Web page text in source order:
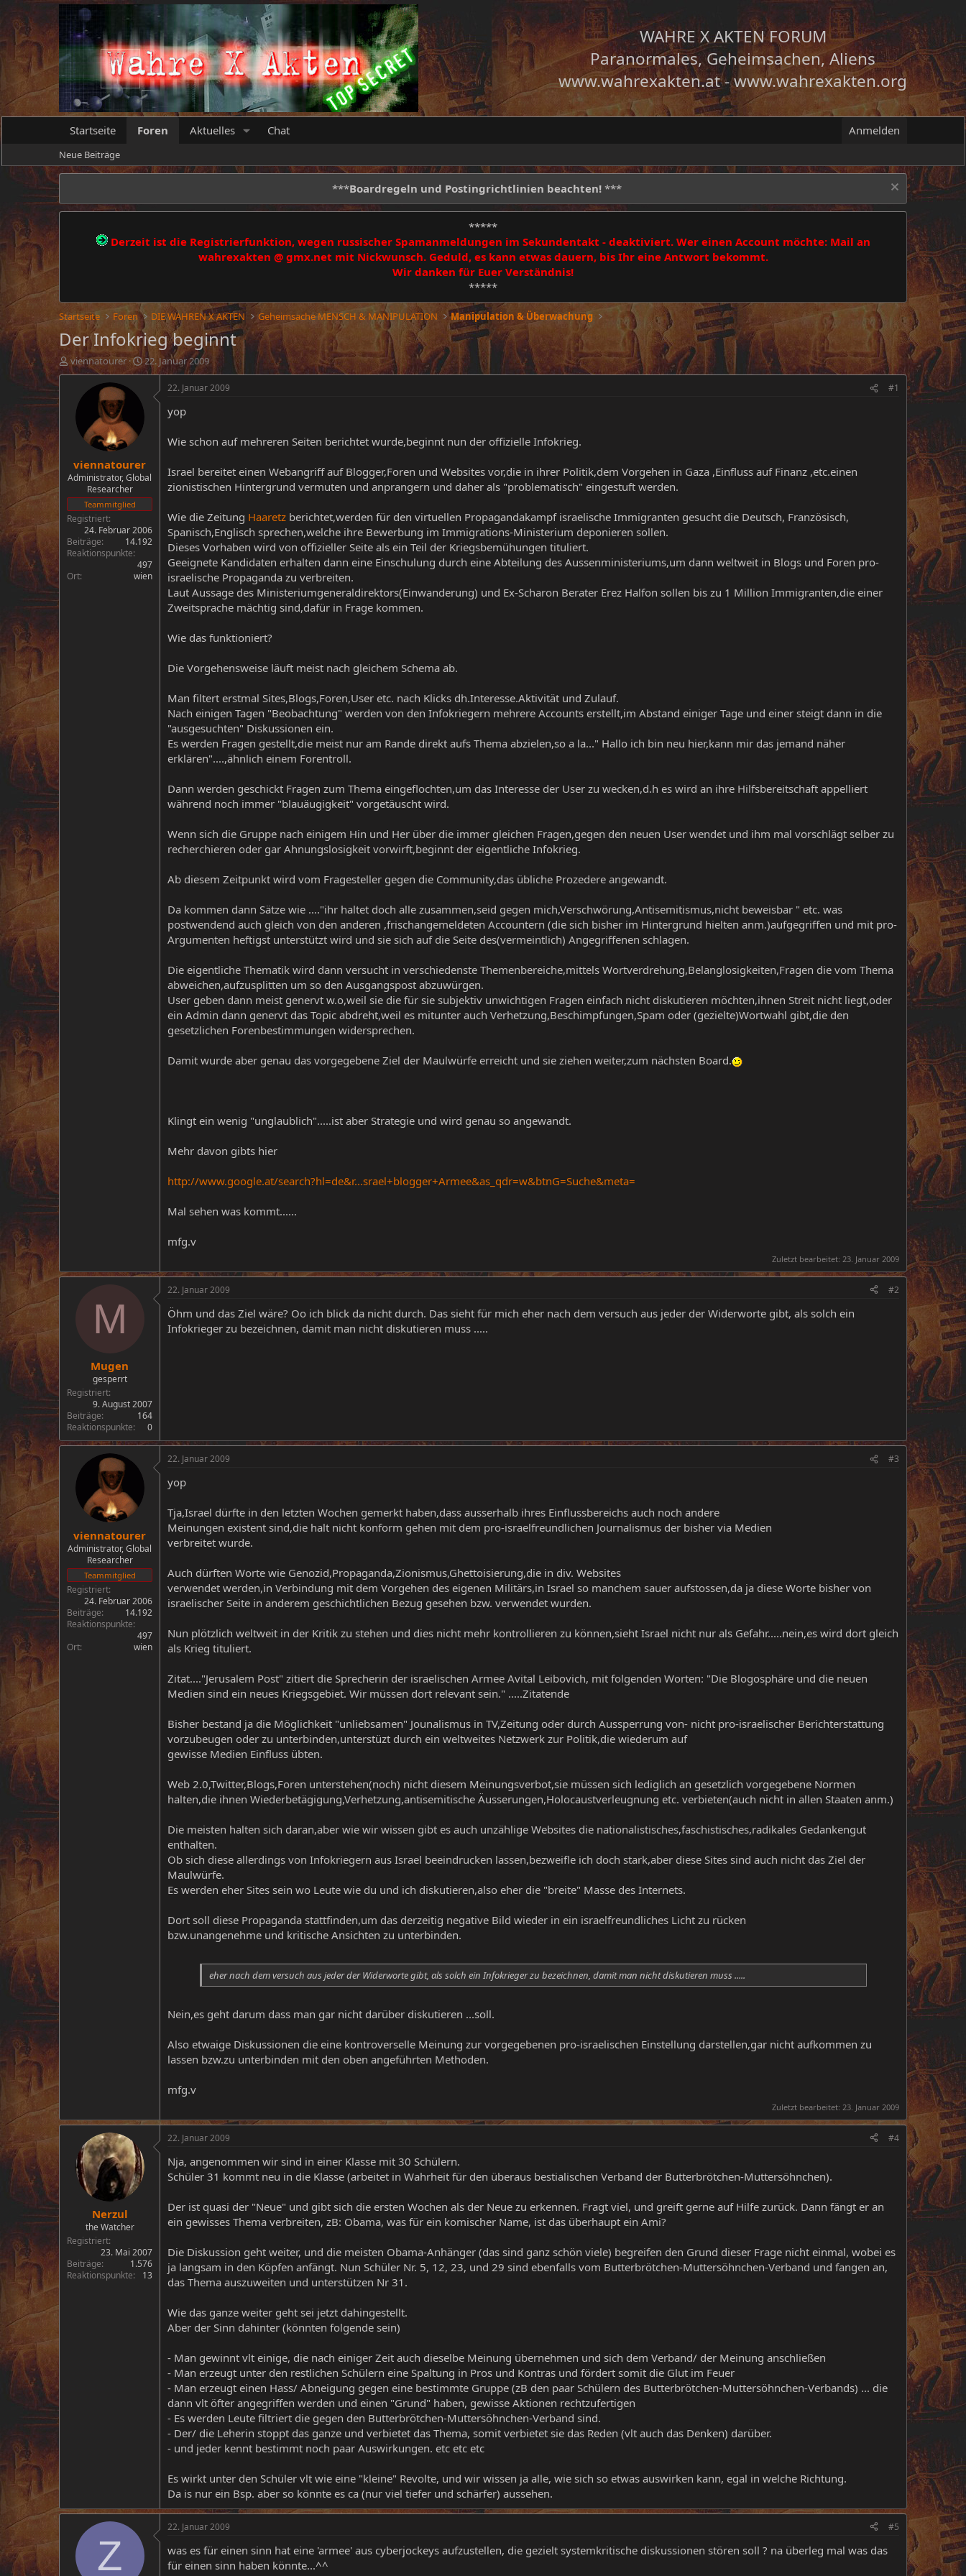
WAHRE X AKTEN FORUM
Paranormales, Geheimsachen, Aliens
www.wahrexakten.at-www.wahrexakten.org
Startseite Foren Aktuelles Chat Anmelden
Neue Beiträge
***Boardregeln und Postingrichtlinien beachten! ***
*****
Derzeit ist die Registrierfunktion, wegen russischer Spamanmeldungen im Sekundentakt - deaktiviert. Wer einen Account möchte: Mail an
wahrexakten @ gmx.net mit Nickwunsch. Geduld, es kann etwas dauern, bis Ihr eine Antwort bekommt.
Wir danken für Euer Verständnis!
*****
Startseite Foren DIE WAHREN X AKTEN Geheimsache MENSCH & MANIPULATION Manipulation & Überwachung
Der Infokrieg beginnt
E
r
viennatourer
E
r
e
a
m
22. Januar 2009
viennatourer
Administrator, Global
Researcher
Teammitglied
Registriert
24. Februar 2006
Beiträge
14.192
Reaktionspunkte
497
Ort
wien
22. Januar 2009 #1
yop
Wie schon auf mehreren Seiten berichtet wurde,beginnt nun der offizielle Infokrieg.
Israel bereitet einen Webangriff auf Blogger,Foren und Websites vor,die in ihrer Politik,dem Vorgehen in Gaza ,Einfluss auf Finanz ,etc.einen
zionistischen Hintergrund vermuten und anprangern und daher als "problematisch" eingestuft werden.
Wie die Zeitung Haaretz berichtet,werden für den virtuellen Propagandakampf israelische Immigranten gesucht die Deutsch, Französisch,
Spanisch,Englisch sprechen,welche ihre Bewerbung im Immigrations-Ministerium deponieren sollen.
Dieses Vorhaben wird von offizieller Seite als ein Teil der Kriegsbemühungen tituliert.
Geeignete Kandidaten erhalten dann eine Einschulung durch eine Abteilung des Aussenministeriums,um dann weltweit in Blogs und Foren pro-
israelische Propaganda zu verbreiten.
Laut Aussage des Ministeriumgeneraldirektors(Einwanderung) und Ex-Scharon Berater Erez Halfon sollen bis zu 1 Million Immigranten,die einer
Zweitsprache mächtig sind,dafür in Frage kommen.
Wie das funktioniert?
Die Vorgehensweise läuft meist nach gleichem Schema ab.
Man filtert erstmal Sites,Blogs,Foren,User etc. nach Klicks dh.Interesse.Aktivität und Zulauf.
Nach einigen Tagen "Beobachtung" werden von den Infokriegern mehrere Accounts erstellt,im Abstand einiger Tage und einer steigt dann in die
"ausgesuchten" Diskussionen ein.
Es werden Fragen gestellt,die meist nur am Rande direkt aufs Thema abzielen,so a la..." Hallo ich bin neu hier,kann mir das jemand näher
erklären"....,ähnlich einem Forentroll.
Dann werden geschickt Fragen zum Thema eingeflochten,um das Interesse der User zu wecken,d.h es wird an ihre Hilfsbereitschaft appelliert
während noch immer "blauäugigkeit" vorgetäuscht wird.
Wenn sich die Gruppe nach einigem Hin und Her über die immer gleichen Fragen,gegen den neuen User wendet und ihm mal vorschlägt selber zu
recherchieren oder gar Ahnungslosigkeit vorwirft,beginnt der eigentliche Infokrieg.
Ab diesem Zeitpunkt wird vom Fragesteller gegen die Community,das übliche Prozedere angewandt.
Da kommen dann Sätze wie ...."ihr haltet doch alle zusammen,seid gegen mich,Verschwörung,Antisemitismus,nicht beweisbar " etc. was
postwendend auch gleich von den anderen ,frischangemeldeten Accountern (die sich bisher im Hintergrund hielten anm.)aufgegriffen und mit pro-
Argumenten heftigst unterstützt wird und sie sich auf die Seite des(vermeintlich) Angegriffenen schlagen.
Die eigentliche Thematik wird dann versucht in verschiedenste Themenbereiche,mittels Wortverdrehung,Belanglosigkeiten,Fragen die vom Thema
abweichen,aufzusplitten um so den Ausgangspost abzuwürgen.
User geben dann meist genervt w.o,weil sie die für sie subjektiv unwichtigen Fragen einfach nicht diskutieren möchten,ihnen Streit nicht liegt,oder
ein Admin dann genervt das Topic abdreht,weil es mitunter auch Verhetzung,Beschimpfungen,Spam oder (gezielte)Wortwahl gibt,die den
gesetzlichen Forenbestimmungen widersprechen.
Damit wurde aber genau das vorgegebene Ziel der Maulwürfe erreicht und sie ziehen weiter,zum nächsten Board.
Klingt ein wenig "unglaublich".....ist aber Strategie und wird genau so angewandt.
Mehr davon gibts hier
http://www.google.at/search?hl=de&r...srael+blogger+Armee&as_qdr=w&btnG=Suche&meta=
Mal sehen was kommt......
mfg.v
Zuletzt bearbeitet: 23. Januar 2009
M
Mugen
gesperrt
Registriert
9. August 2007
Beiträge
164
Reaktionspunkte
0
22. Januar 2009 #2
Öhm und das Ziel wäre? Oo ich blick da nicht durch. Das sieht für mich eher nach dem versuch aus jeder der Widerworte gibt, als solch ein
Infokrieger zu bezeichnen, damit man nicht diskutieren muss .....
viennatourer
Administrator, Global
Researcher
Teammitglied
Registriert
24. Februar 2006
Beiträge
14.192
Reaktionspunkte
497
Ort
wien
22. Januar 2009 #3
yop
Tja,Israel dürfte in den letzten Wochen gemerkt haben,dass ausserhalb ihres Einflussbereichs auch noch andere
Meinungen existent sind,die halt nicht konform gehen mit dem pro-israelfreundlichen Journalismus der bisher via Medien
verbreitet wurde.
Auch dürften Worte wie Genozid,Propaganda,Zionismus,Ghettoisierung,die in div. Websites
verwendet werden,in Verbindung mit dem Vorgehen des eigenen Militärs,in Israel so manchem sauer aufstossen,da ja diese Worte bisher von
israelischer Seite in anderem geschichtlichen Bezug gesehen bzw. verwendet wurden.
Nun plötzlich weltweit in der Kritik zu stehen und dies nicht mehr kontrollieren zu können,sieht Israel nicht nur als Gefahr.....nein,es wird dort gleich
als Krieg tituliert.
Zitat...."Jerusalem Post" zitiert die Sprecherin der israelischen Armee Avital Leibovich, mit folgenden Worten: "Die Blogosphäre und die neuen
Medien sind ein neues Kriegsgebiet. Wir müssen dort relevant sein." .....Zitatende
Bisher bestand ja die Möglichkeit "unliebsamen" Jounalismus in TV,Zeitung oder durch Aussperrung von- nicht pro-israelischer Berichterstattung
vorzubeugen oder zu unterbinden,unterstüzt durch ein weltweites Netzwerk zur Politik,die wiederum auf
gewisse Medien Einfluss übten.
Web 2.0,Twitter,Blogs,Foren unterstehen(noch) nicht diesem Meinungsverbot,sie müssen sich lediglich an gesetzlich vorgegebene Normen
halten,die ihnen Wiederbetägigung,Verhetzung,antisemitische Äusserungen,Holocaustverleugnung etc. verbieten(auch nicht in allen Staaten anm.)
Die meisten halten sich daran,aber wie wir wissen gibt es auch unzählige Websites die nationalistisches,faschistisches,radikales Gedankengut
enthalten.
Ob sich diese allerdings von Infokriegern aus Israel beeindrucken lassen,bezweifle ich doch stark,aber diese Sites sind auch nicht das Ziel der
Maulwürfe.
Es werden eher Sites sein wo Leute wie du und ich diskutieren,also eher die "breite" Masse des Internets.
Dort soll diese Propaganda stattfinden,um das derzeitig negative Bild wieder in ein israelfreundliches Licht zu rücken
bzw.unangenehme und kritische Ansichten zu unterbinden.
eher nach dem versuch aus jeder der Widerworte gibt, als solch ein Infokrieger zu bezeichnen, damit man nicht diskutieren muss .....
Nein,es geht darum dass man gar nicht darüber diskutieren ...soll.
Also etwaige Diskussionen die eine kontroverselle Meinung zur vorgegebenen pro-israelischen Einstellung darstellen,gar nicht aufkommen zu
lassen bzw.zu unterbinden mit den oben angeführten Methoden.
mfg.v
Zuletzt bearbeitet: 23. Januar 2009
Nerzul
the Watcher
Registriert
23. Mai 2007
Beiträge
1.576
Reaktionspunkte
13
22. Januar 2009 #4
Nja, angenommen wir sind in einer Klasse mit 30 Schülern.
Schüler 31 kommt neu in die Klasse (arbeitet in Wahrheit für den überaus bestialischen Verband der Butterbrötchen-Muttersöhnchen).
Der ist quasi der "Neue" und gibt sich die ersten Wochen als der Neue zu erkennen. Fragt viel, und greift gerne auf Hilfe zurück. Dann fängt er an
ein gewisses Thema verbreiten, zB: Obama, was für ein komischer Name, ist das überhaupt ein Ami?
Die Diskussion geht weiter, und die meisten Obama-Anhänger (das sind ganz schön viele) begreifen den Grund dieser Frage nicht einmal, wobei es
ja langsam in den Köpfen anfängt. Nun Schüler Nr. 5, 12, 23, und 29 sind ebenfalls vom Butterbrötchen-Muttersöhnchen-Verband und fangen an,
das Thema auszuweiten und unterstützen Nr 31.
Wie das ganze weiter geht sei jetzt dahingestellt.
Aber der Sinn dahinter (könnten folgende sein)
- Man gewinnt vlt einige, die nach einiger Zeit auch dieselbe Meinung übernehmen und sich dem Verband/ der Meinung anschließen
- Man erzeugt unter den restlichen Schülern eine Spaltung in Pros und Kontras und fördert somit die Glut im Feuer
- Man erzeugt einen Hass/ Abneigung gegen eine bestimmte Gruppe (zB den paar Schülern des Butterbrötchen-Muttersöhnchen-Verbands) ... die
dann vlt öfter angegriffen werden und einen "Grund" haben, gewisse Aktionen rechtzufertigen
- Es werden Leute filtriert die gegen den Butterbrötchen-Muttersöhnchen-Verband sind.
- Der/ die Leherin stoppt das ganze und verbietet das Thema, somit verbietet sie das Reden (vlt auch das Denken) darüber.
- und jeder kennt bestimmt noch paar Auswirkungen. etc etc etc
Es wirkt unter den Schüler vlt wie eine "kleine" Revolte, und wir wissen ja alle, wie sich so etwas auswirken kann, egal in welche Richtung.
Da is nur ein Bsp. aber so könnte es ca (nur viel tiefer und schärfer) aussehen.
Z
22. Januar 2009 #5
was es für einen sinn hat eine 'armee' aus cyberjockeys aufzustellen, die gezielt systemkritische diskussionen stören soll ? na überleg mal was das
für einen sinn haben könnte...^^